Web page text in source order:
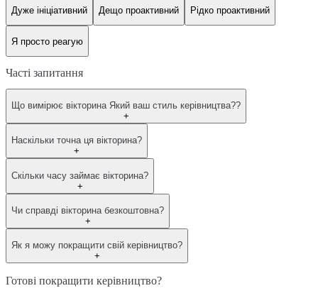
Дуже ініціативний Дещо проактивний Рідко проактивний
Я просто реагую
Часті запитання
Що вимірює вікторина Який ваш стиль керівництва??
+
Наскільки точна ця вікторина?
+
Скільки часу займає вікторина?
+
Чи справді вікторина безкоштовна?
+
Як я можу покращити свій керівництво?
+
Готові покращити керівництво?